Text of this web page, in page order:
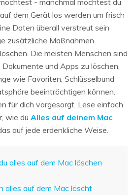
dem Gerät los werden um frisch
Daten überall verstreut sein
zusätzliche Maßnahmen
Die meisten Menschen sind
und Apps zu löschen,
wie Favoriten, Schlüsselbund
beeinträchtigen können.
für dich vorgesorgt. Lese einfach
wie du Alles auf deinem Mac
auf jede erdenkliche Weise.
alles auf dem Mac löschen
alles auf dem Mac löscht